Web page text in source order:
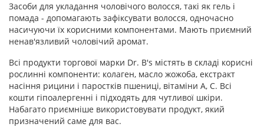
Засоби для укладання чоловічого волосся, такі як гель і
помада - допомагають зафіксувати волосся, одночасно
насичуючи їх корисними компонентами. Мають приємний
ненав'язливий чоловічий аромат.
Всі продукти торгової марки Dr. B's містять в складі корисні
рослинні компоненти: колаген, масло жожоба, екстракт
насіння рицини і паростків пшениці, вітаміни А, С. Всі
кошти гіпоалергенні і підходять для чутливої ​​шкіри.
Набагато приємніше використовувати продукт, який
призначений саме для вас.